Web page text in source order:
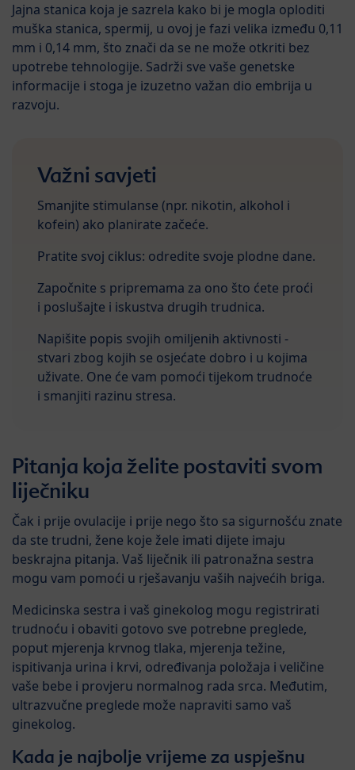
Jajna stanica koja je sazrela kako bi je mogla oploditi
muška stanica, spermij, u ovoj je fazi velika između 0,11
mm i 0,14 mm, što znači da se ne može otkriti bez
upotrebe tehnologije. Sadrži sve vaše genetske
informacije i stoga je izuzetno važan dio embrija u
razvoju.
Važni savjeti
Smanjite stimulanse (npr. nikotin, alkohol i
kofein) ako planirate začeće.
Pratite svoj ciklus: odredite svoje plodne dane.
Započnite s pripremama za ono što ćete proći
i poslušajte i iskustva drugih trudnica.
Napišite popis svojih omiljenih aktivnosti -
stvari zbog kojih se osjećate dobro i u kojima
uživate. One će vam pomoći tijekom trudnoće
i smanjiti razinu stresa.
Pitanja koja želite postaviti svom
liječniku
Čak i prije ovulacije i prije nego što sa sigurnošću znate
da ste trudni, žene koje žele imati dijete imaju
beskrajna pitanja. Vaš liječnik ili patronažna sestra
mogu vam pomoći u rješavanju vaših najvećih briga.
Medicinska sestra i vaš ginekolog mogu registrirati
trudnoću i obaviti gotovo sve potrebne preglede,
poput mjerenja krvnog tlaka, mjerenja težine,
ispitivanja urina i krvi, određivanja položaja i veličine
vaše bebe i provjeru normalnog rada srca. Međutim,
ultrazvučne preglede može napraviti samo vaš
ginekolog.
Kada je najbolje vrijeme za uspješnu